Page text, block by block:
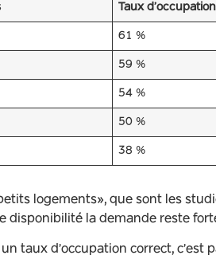
Taux d’occupation
61 %
59 %
54 %
50 %
38 %
logements», que sont les
disponibilité la demande reste
taux d’occupation correct, c’est